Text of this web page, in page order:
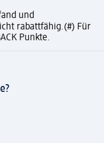
und
rabattfähig.(#) Für
Punkte.